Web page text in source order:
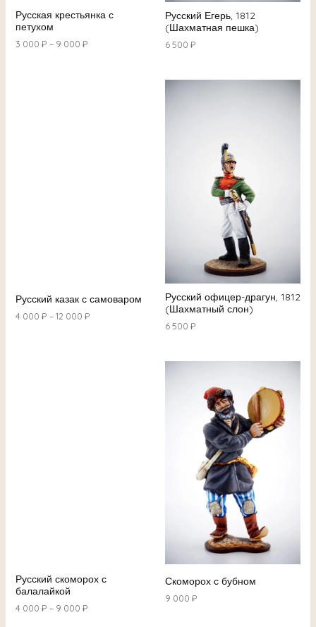
Русская крестьянка с
петухом
3 000 ₽ – 9 000 ₽
Русский Егерь, 1812
(Шахматная пешка)
6 500 ₽
Русский казак с самоваром
4 000 ₽ –12 000 ₽
Русский офицер-драгун, 1812
(Шахматный слон)
6 500 ₽
Русский скоморох с
балалайкой
4 000 ₽ – 9 000 ₽
Скоморох с бубном
9 000 ₽